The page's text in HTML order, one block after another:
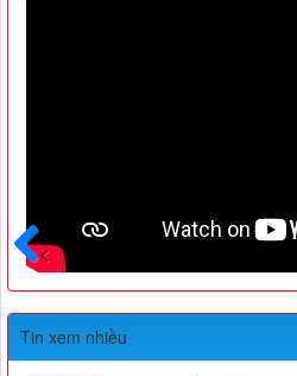
Trước
Tin xem nhiều